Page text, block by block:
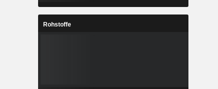
Rohstoffe